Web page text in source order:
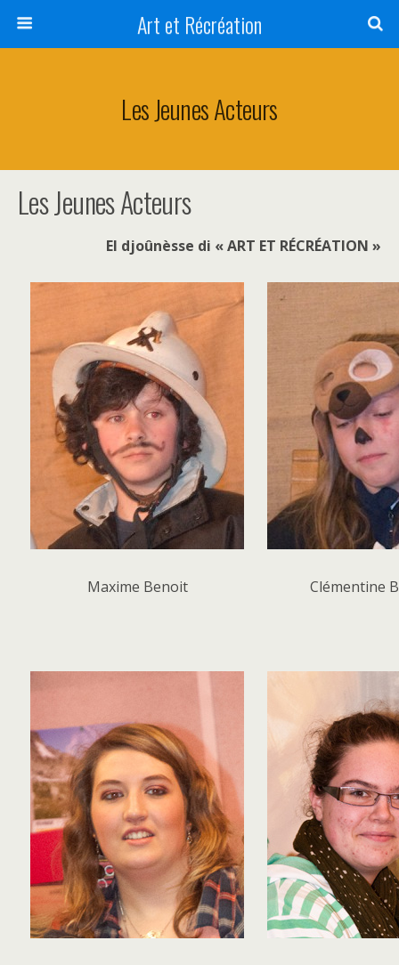
Art et Récréation
Les Jeunes Acteurs
Les Jeunes Acteurs
El djoûnèsse di « ART ET RÉCRÉATION »
Maxime Benoit Clémentine